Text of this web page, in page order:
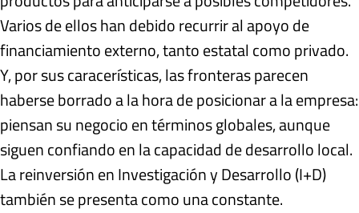
Varios de ellos han debido recurrir al apoyo de
financiamiento externo, tanto estatal como privado.
Y, por sus caracerísticas, las fronteras parecen
haberse borrado a la hora de posicionar a la empresa:
piensan su negocio en términos globales, aunque
siguen confiando en la capacidad de desarrollo local.
La reinversión en Investigación y Desarrollo (I+D)
también se presenta como una constante.